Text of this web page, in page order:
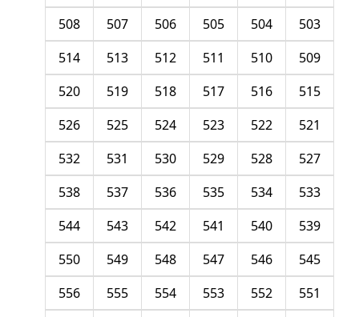
503
504
505
506
507
508
509
510
511
512
513
514
515
516
517
518
519
520
521
522
523
524
525
526
527
528
529
530
531
532
533
534
535
536
537
538
539
540
541
542
543
544
545
546
547
548
549
550
551
552
553
554
555
556